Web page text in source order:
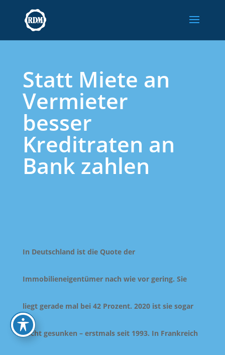
content
Statt Miete an
Vermieter
besser
Kreditraten an
Bank zahlen
In Deutschland ist die Quote der
Immobilieneigentümer nach wie vor gering. Sie
liegt gerade mal bei 42 Prozent. 2020 ist sie sogar
leicht gesunken – erstmals seit 1993. In Frankreich